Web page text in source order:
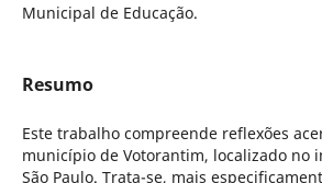
Municipal de Educação.
Resumo
Este trabalho compreende reflexões
município de Votorantim, localizado no
São Paulo. Trata-se, mais